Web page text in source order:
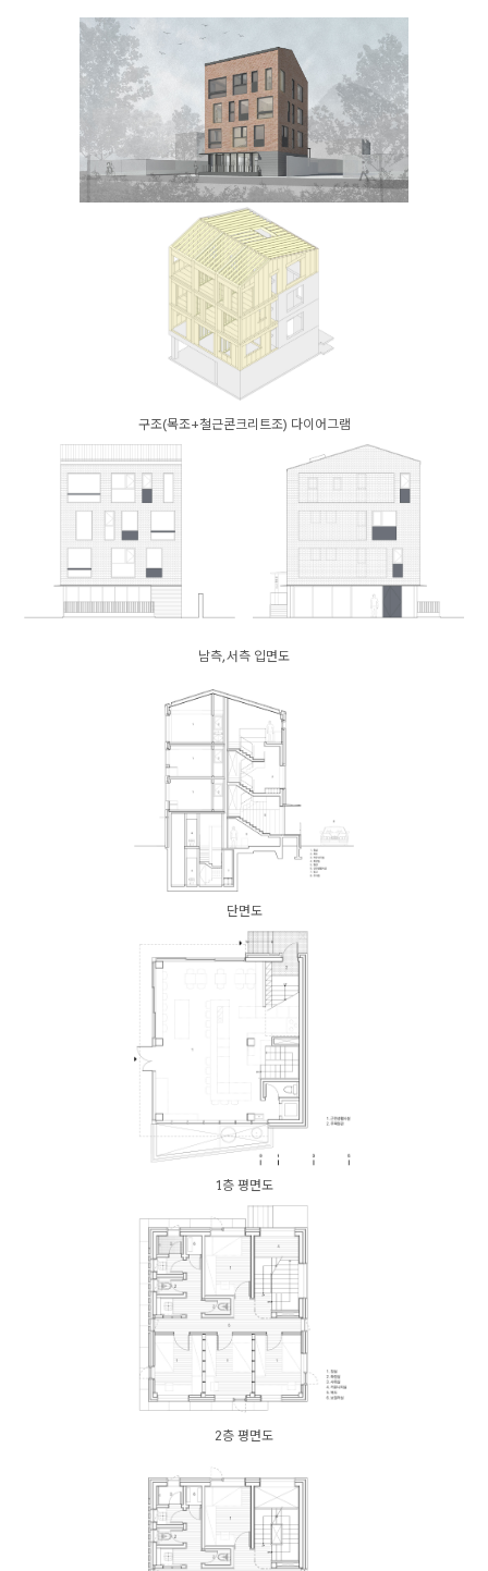
구조(목조+철근콘크리트조) 다이어그램
남측, 서측 입면도
단면도
1층 평면도
2층 평면도